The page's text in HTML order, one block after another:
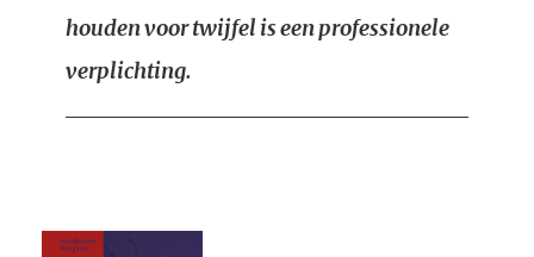
houden voor twijfel is een professionele
verplichting.